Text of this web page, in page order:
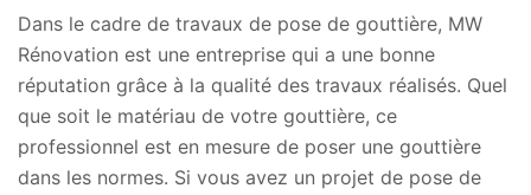
Dans le cadre de travaux de pose de gouttière, MW
Rénovation est une entreprise qui a une bonne
réputation grâce à la qualité des travaux réalisés. Quel
que soit le matériau de votre gouttière, ce
professionnel est en mesure de poser une gouttière
dans les normes. Si vous avez un projet de pose de